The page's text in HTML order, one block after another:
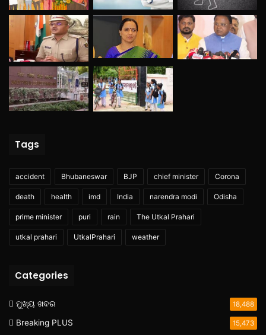
Tags
accident Bhubaneswar BJP chief minister Corona
death health imd India narendra modi Odisha
prime minister puri rain The Utkal Prahari
utkal prahari UtkalPrahari weather
Categories
ମୁଖ୍ୟ ଖବର 18,488
Breaking PLUS 15,473